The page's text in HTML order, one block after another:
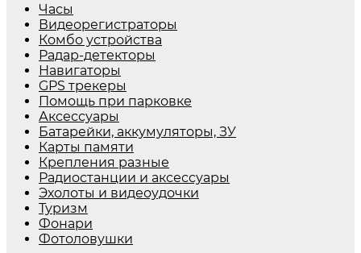
Часы
Видеорегистраторы
Комбо устройства
Радар-детекторы
Навигаторы
GPS трекеры
Помощь при парковке
Аксессуары
Батарейки, аккумуляторы, ЗУ
Карты памяти
Крепления разные
Радиостанции и аксессуары
Эхолоты и видеоудочки
Туризм
Фонари
Фотоловушки